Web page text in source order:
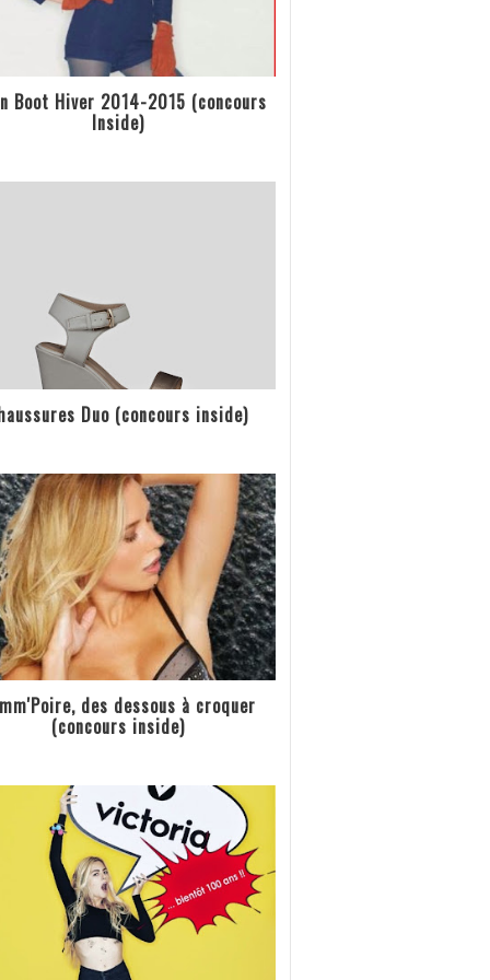
Boot Hiver 2014-2015 (concours
Inside)
Duo (concours inside)
des dessous à croquer
(concours inside)